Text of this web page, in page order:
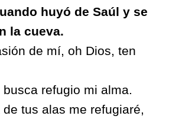
huyó de Saúl y se
la cueva.
de mí, oh Dios, ten
refugio mi alma.
tus alas me refugiaré,